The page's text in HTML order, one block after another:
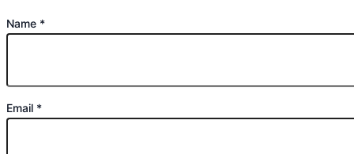
Name *
Email *